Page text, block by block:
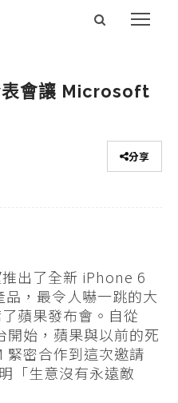
會讓 Microsoft
分享
出了全新 iPhone 6
，最令人嚇一跳的大
蘋果發布會。自從
始，蘋果與以前的死
緊密合作到這次邀請
「生意沒有永遠敵